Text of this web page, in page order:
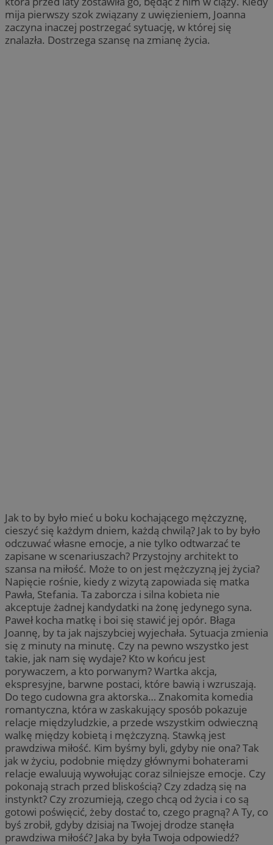
mija pierwszy szok związany z uwięzieniem, Joanna
zaczyna inaczej postrzegać sytuację, w której się
znalazła. Dostrzega szansę na zmianę życia.
Jak to by było mieć u boku kochającego mężczyznę,
cieszyć się każdym dniem, każdą chwilą? Jak to by było
odczuwać własne emocje, a nie tylko odtwarzać te
zapisane w scenariuszach? Przystojny architekt to
szansa na miłość. Może to on jest mężczyzną jej życia?
Napięcie rośnie, kiedy z wizytą zapowiada się matka
Pawła, Stefania. Ta zaborcza i silna kobieta nie
akceptuje żadnej kandydatki na żonę jedynego syna.
Paweł kocha matkę i boi się stawić jej opór. Błaga
Joannę, by ta jak najszybciej wyjechała. Sytuacja zmienia
się z minuty na minutę. Czy na pewno wszystko jest
takie, jak nam się wydaje? Kto w końcu jest
porywaczem, a kto porwanym? Wartka akcja,
ekspresyjne, barwne postaci, które bawią i wzruszają.
Do tego cudowna gra aktorska… Znakomita komedia
romantyczna, która w zaskakujący sposób pokazuje
relacje międzyludzkie, a przede wszystkim odwieczną
walkę między kobietą i mężczyzną. Stawką jest
prawdziwa miłość. Kim byśmy byli, gdyby nie ona? Tak
jak w życiu, podobnie między głównymi bohaterami
relacje ewaluują wywołując coraz silniejsze emocje. Czy
pokonają strach przed bliskością? Czy zdadzą się na
instynkt? Czy zrozumieją, czego chcą od życia i co są
gotowi poświęcić, żeby dostać to, czego pragną? A Ty, co
byś zrobił, gdyby dzisiaj na Twojej drodze stanęła
prawdziwa miłość? Jaka by była Twoja odpowiedź?